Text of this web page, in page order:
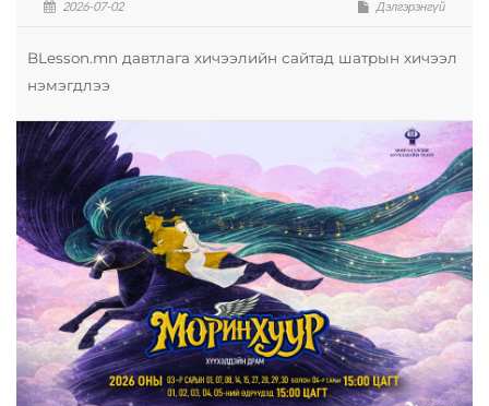
2026-07-02 Дэлгэрэнгүй
BLesson.mn давтлага хичээлийн сайтад шатрын хичээл
нэмэгдлээ